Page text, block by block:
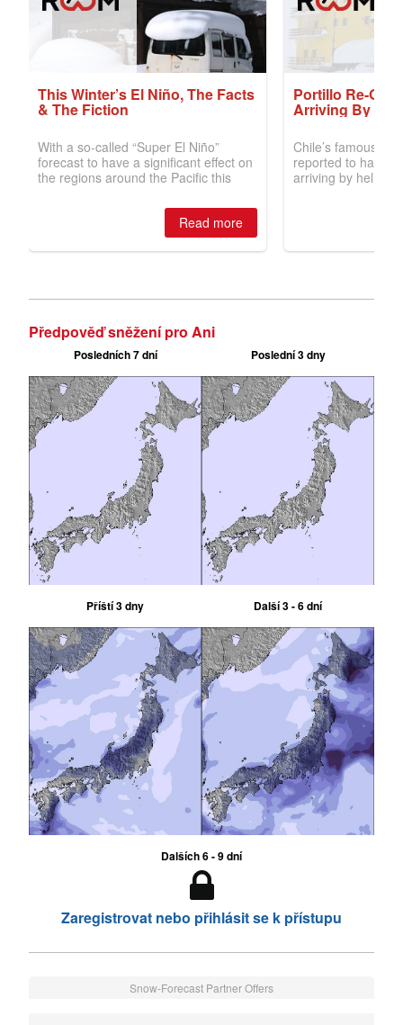
Předpověď sněžení pro Ani
Posledních 7 dní Poslední 3 dny
Příští 3 dny Další 3 - 6 dní
Dalších 6 - 9 dní
Zaregistrovat nebo přihlásit se k přístupu
Snow-Forecast Partner Offers